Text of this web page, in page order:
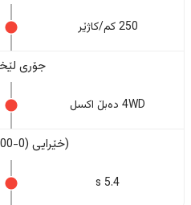
250 کم/کاژێر
جۆری
4WD دەبڵ اکسل
(خێرایی (0-100کم/کاژێر
5.4 s